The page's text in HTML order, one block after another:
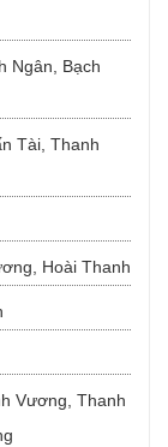
Ngân, Bạch
Tài, Thanh
Hoài Thanh
Vương, Thanh